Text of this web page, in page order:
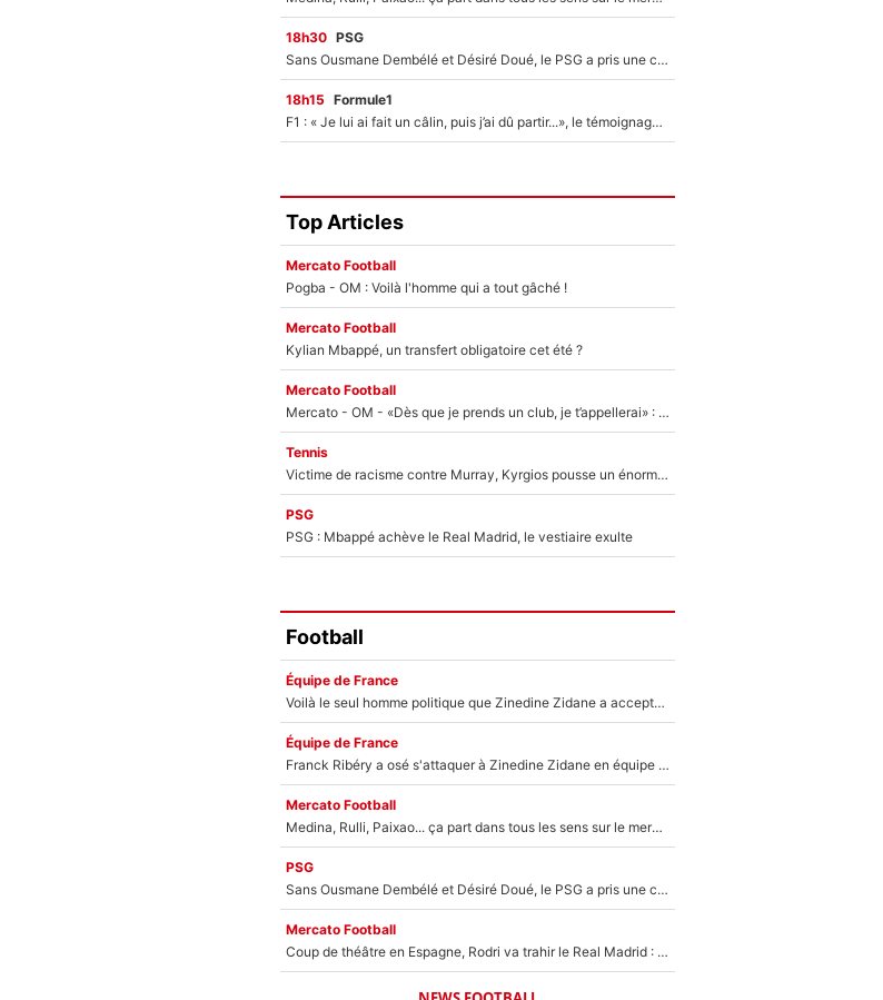
18h30 PSG
Sans Ousmane Dembélé et Désiré Doué, le PSG a pris une correction face à Majorque : Luis Enrique attend avec impatience des renforts !
18h15 Formule1
F1 : « Je lui ai fait un câlin, puis j’ai dû partir...», le témoignage émouvant de Max Verstappen sur sa fille
Top Articles
Mercato Football
Pogba - OM : Voilà l'homme qui a tout gâché !
Mercato Football
Kylian Mbappé, un transfert obligatoire cet été ?
Mercato Football
Mercato - OM - «Dès que je prends un club, je t’appellerai» : La promesse de Marcelino au moment de claquer la porte
Tennis
Victime de racisme contre Murray, Kyrgios pousse un énorme coup de gueule !
PSG
PSG : Mbappé achève le Real Madrid, le vestiaire exulte
Football
Équipe de France
Voilà le seul homme politique que Zinedine Zidane a accepté dans son entourage : «Je garde un très bon souvenir de lui»
Équipe de France
Franck Ribéry a osé s'attaquer à Zinedine Zidane en équipe de France : «Je n'aurais jamais fait ça»
Mercato Football
Medina, Rulli, Paixao... ça part dans tous les sens sur le mercato de l'OM : Frank McCourt va enfin récupérer l'argent qu'il attend ?
PSG
Sans Ousmane Dembélé et Désiré Doué, le PSG a pris une correction face à Majorque : Luis Enrique attend avec impatience des renforts !
Mercato Football
Coup de théâtre en Espagne, Rodri va trahir le Real Madrid : Le Ballon d'Or a choisi de signer au FC Barcelone !